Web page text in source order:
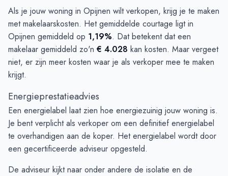
Als je jouw woning in Opijnen wilt verkopen, krijg je te maken
met makelaarskosten. Het gemiddelde courtage ligt in
Opijnen gemiddeld op 1,19%. Dat betekent dat een
makelaar gemiddeld zo'n € 4.028 kan kosten. Maar vergeet
niet, er zijn meer kosten waar je als verkoper mee te maken
krijgt.
Energieprestatieadvies
Een energielabel laat zien hoe energiezuinig jouw woning is.
Je bent verplicht als verkoper om een definitief energielabel
te overhandigen aan de koper. Het energielabel wordt door
een gecertificeerde adviseur opgesteld.
De adviseur kijkt naar onder andere de isolatie en de